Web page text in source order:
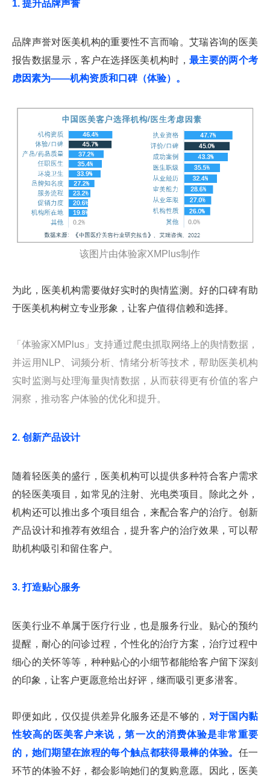
1. 提升品牌声誉
品牌声誉对医美机构的重要性不言而喻。艾瑞咨询的医美
报告数据显示，客户在选择医美机构时， 最主要的两个考
虑因素为——机构资质和口碑（体验）。
该图片由体验家XMPlus制作
为此，医美机构需要做好实时的舆情监测。好的口碑有助
于医美机构树立专业形象，让客户值得信赖和选择。
「体验家XMPlus」支持通过爬虫抓取网络上的舆情数据，
并运用NLP、词频分析、情绪分析等技术，帮助医美机构
实时监测与处理海量舆情数据，从而获得更有价值的客户
洞察，推动客户体验的优化和提升。
2. 创新产品设计
随着轻医美的盛行，医美机构可以提供多种符合客户需求
的轻医美项目，如常见的注射、光电类项目。除此之外，
机构还可以推出多个项目组合，来配合客户的治疗。创新
产品设计和推荐有效组合，提升客户的治疗效果，可以帮
助机构吸引和留住客户。
3. 打造贴心服务
医美行业不单属于医疗行业，也是服务行业。贴心的预约
提醒，耐心的问诊过程，个性化的治疗方案，治疗过程中
细心的关怀等等，种种贴心的小细节都能给客户留下深刻
的印象，让客户更愿意给出好评，继而吸引更多潜客。
即便如此，仅仅提供差异化服务还是不够的， 对于国内黏
性较高的医美客户来说，第一次的消费体验是非常重要
的，她们期望在旅程的每个触点都获得最棒的体验。 任一
环节的体验不好，都会影响她们的复购意愿。因此，医美